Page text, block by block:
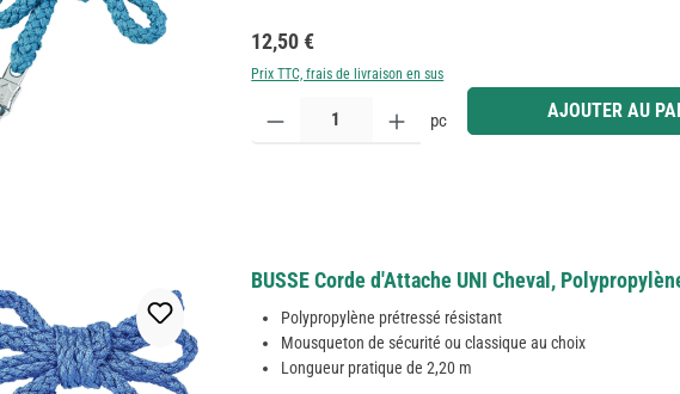
Prix régulier :
12,50 €
Prix TTC, frais de livraison en sus
Quantité de produit : Entrez la quantité souhaitée ou utilisez les
pc AJOUTER AU
BUSSE Corde d'Attache UNI Cheval,
Polypropylène prétressé résistant
Mousqueton de sécurité ou classique au choix
Longueur pratique de 2,20 m